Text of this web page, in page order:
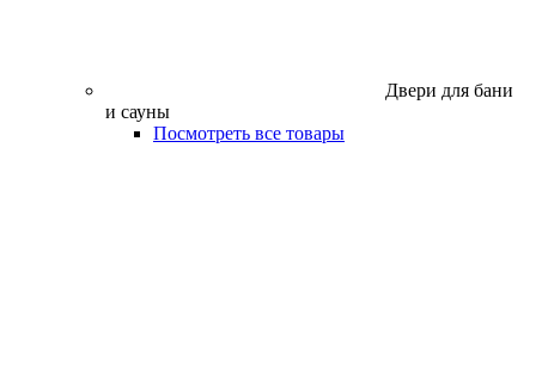
Двери для бани
и сауны
Посмотреть все товары